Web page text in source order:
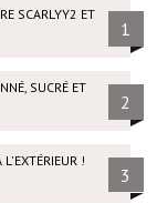
SCARLYY2 ET
1
SUCRÉ ET
2
L'EXTÉRIEUR !
3